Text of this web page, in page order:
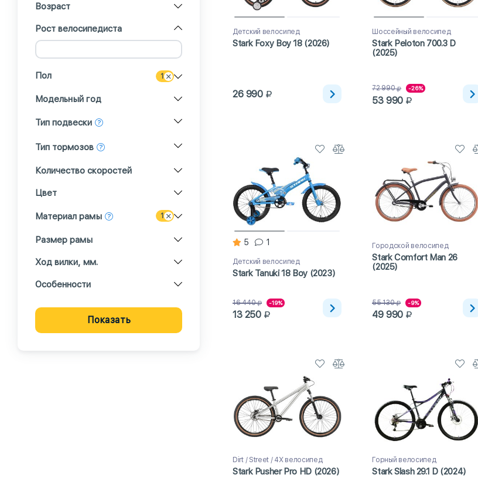
Детский велосипед
Stark Foxy Boy 18 (2026)
26 990
Шоссейный велосипед
Stark Peloton 700.3 D
(2025)
72 990 -26%
53 990
5 1
Детский велосипед
Stark Tanuki 18 Boy (2023)
16 440 -19%
13 250
Городской велосипед
Stark Comfort Man 26
(2025)
55 130 -9%
49 990
Dirt / Street / 4X велосипед
Stark Pusher Pro HD (2026)
Горный велосипед
Stark Slash 29.1 D (2024)
Возраст
Рост велосипедиста
Пол 1
Модельный год
Тип подвески
Тип тормозов
Количество скоростей
Цвет
Материал рамы 1
Размер рамы
Ход вилки, мм.
Особенности
Показать